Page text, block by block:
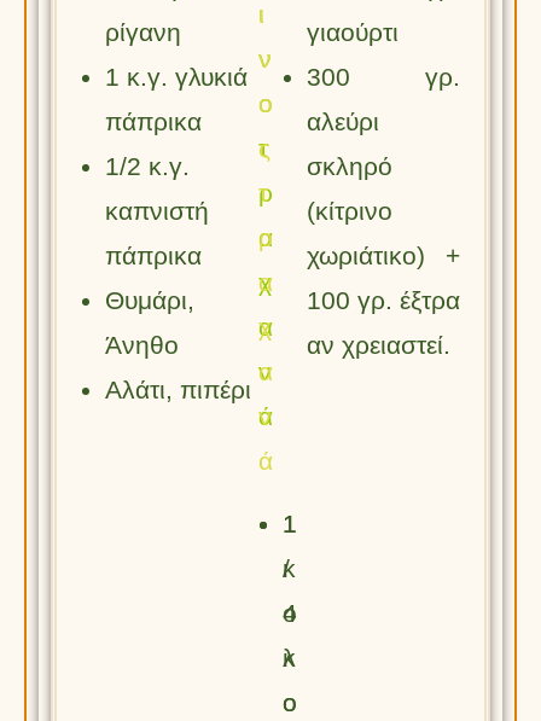
ρίγανη
1 κ.γ. γλυκιά
πάπρικα
1/2 κ.γ.
καπνιστή
πάπρικα
Θυμάρι,
Άνηθο
Αλάτι, πιπέρι
ι
ν
ο
τ
ρ
α
χ
α
ν
ά
1
κ
ο
λ
ο
ι
ν
ο
ς
τ
ρ
α
χ
α
ν
ά
1
/
4
κ
ο
γιαούρτι
300 γρ.
αλεύρι
σκληρό
(κίτρινο
χωριάτικο) +
100 γρ. έξτρα
αν χρειαστεί.